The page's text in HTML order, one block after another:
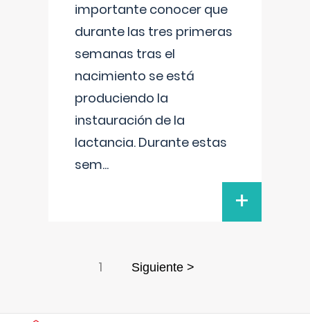
importante conocer que
durante las tres primeras
semanas tras el
nacimiento se está
produciendo la
instauración de la
lactancia. Durante estas
sem...
+
1 Siguiente >